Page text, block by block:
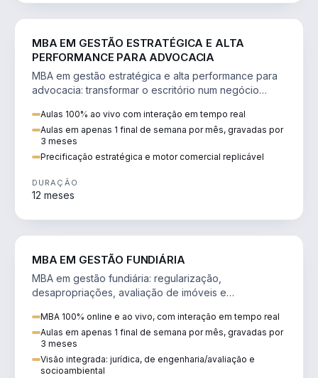
MBA EM GESTÃO ESTRATÉGICA E ALTA
PERFORMANCE PARA ADVOCACIA
MBA em gestão estratégica e alta performance para
advocacia: transformar o escritório num negócio
Aulas 100% ao vivo com interação em tempo real
Aulas em apenas 1 final de semana por mês, gravadas por
3 meses
Precificação estratégica e motor comercial replicável
DURAÇÃO
12 meses
MBA EM GESTÃO FUNDIÁRIA
MBA em gestão fundiária: regularização,
desapropriações, avaliação de imóveis e
MBA 100% online e ao vivo, com interação em tempo real
Aulas em apenas 1 final de semana por mês, gravadas por
3 meses
Visão integrada: jurídica, de engenharia/avaliação e
socioambiental